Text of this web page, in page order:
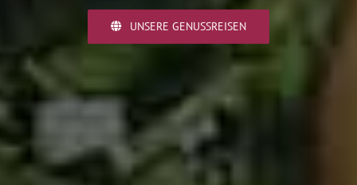
UNSERE GENUSSREISEN